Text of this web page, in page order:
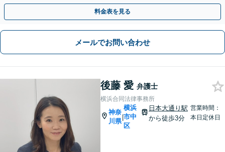
す【休日・夜間相談対応（要予約）】【日本大通り駅3分】
料金表を見る
メールでお問い合わせ
後藤 愛 弁護士
横浜合同法律事務所
神奈
川県
|
横浜
市中
区
日本大通り駅
から徒歩3分
営業時間：
本日定休日